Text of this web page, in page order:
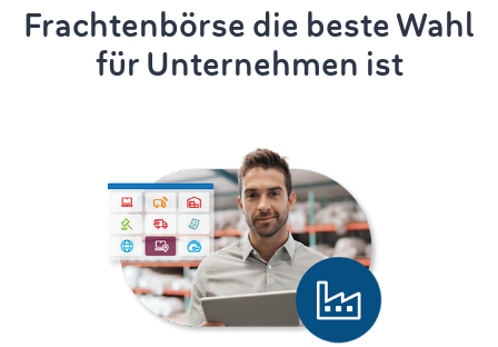
Frachtenbörse die beste Wahl
für Unternehmen ist